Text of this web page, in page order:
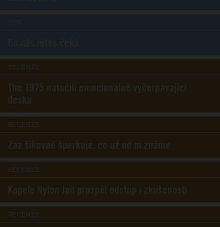
RECENZE
The 1975 natočili emocionálně vyčerpávající
desku
RECENZE
Zaz šikovně šperkuje, co už od ní známe
RECENZE
Kapele Nylon Jail prospěl odstup i zkušenosti
RECENZE